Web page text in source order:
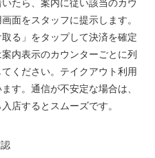
たら、案内に従い該当のカウ
面をスタッフに提示します。
る」をタップして決済を確定
内表示のカウンターごとに列
ください。テイクアウト利用
す。通信が不安定な場合は、
店するとスムーズです。